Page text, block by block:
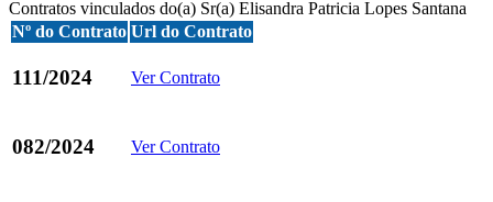
Contratos vinculados do(a) Sr(a) Elisandra Patricia Lopes Santana
Nº do Contrato Url do Contrato
111/2024 Ver Contrato
082/2024 Ver Contrato